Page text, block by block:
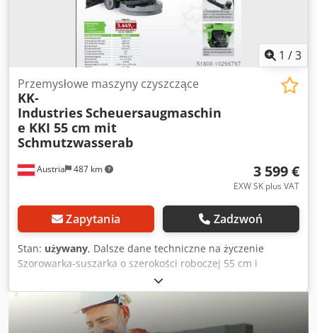
1 /3
Austria 487 km
Przemysłowe maszyny czyszczące
KK-
IndustriesScheuersaugmaschin
e KKI 55 cm mit
Schmutzwasserab
3 599 €
EXW SK plus VAT
Zapytania Zadzwoń
Stan: używany, Dalsze dane techniczne na życzenie
Szorowarka-suszarka o szerokości roboczej 55 cm i
półautomatycznym napędzie jest idealną maszyną do
czyszczenia małych i średnich powierzchni, nawet w
przypadku uporczywych zabrudzeń. Została
zaprojektowana z myślą o wysokiej wydajności, niskich